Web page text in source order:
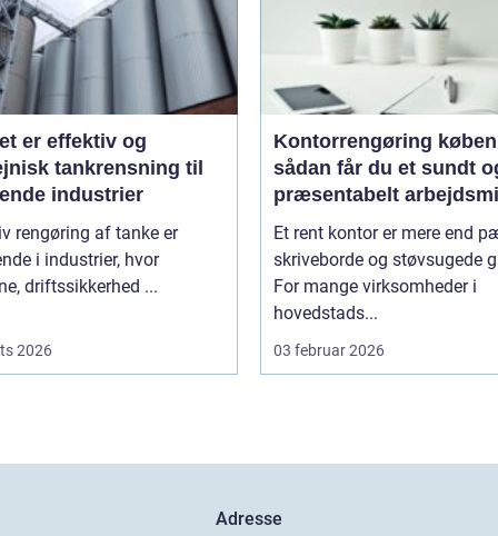
er effektiv og
tankrensning til
industrier
rengøring af tanke er
i industrier, hvor
driftssikkerhed ...
2026
Kontorrengøring
sådan får du et sundt
præsentabelt
Et rent kontor er mere end
skriveborde og støvsugede
For mange virksomheder i
hovedstads...
03 februar 2026
Adresse